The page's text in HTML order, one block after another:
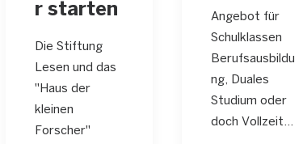
Angebot für
Schulklassen
Berufsausbildu
ng, Duales
Studium oder
doch Vollzeit…
r starten
Die Stiftung
Lesen und das
"Haus der
kleinen
Forscher"